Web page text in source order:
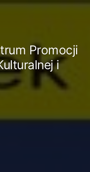
Promocji
i